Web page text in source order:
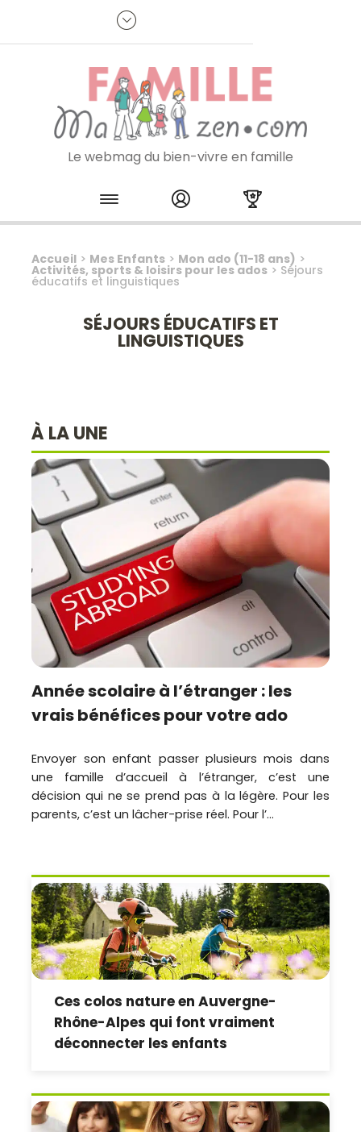
Je m'inscris à la newsletter
Le webmag du bien-vivre en famille
Skip to content
Accueil > Mes Enfants > Mon ado (11-18 ans) >
Activités, sports & loisirs pour les ados > Séjours
éducatifs et linguistiques
SÉJOURS ÉDUCATIFS ET
LINGUISTIQUES
À LA UNE
Année scolaire à l’étranger : les
vrais bénéfices pour votre ado
Envoyer son enfant passer plusieurs mois dans
une famille d’accueil à l’étranger, c’est une
décision qui ne se prend pas à la légère. Pour les
parents, c’est un lâcher-prise réel. Pour l’...
Ces colos nature en Auvergne-
Rhône-Alpes qui font vraiment
déconnecter les enfants
Panneau de gestion des cookies